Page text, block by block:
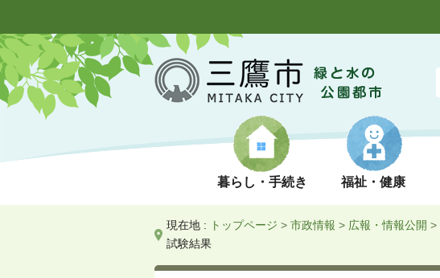
暮らし・手続き 福祉・健康
現在地 : トップページ > 市政情報 > 広報・情報公開 >
試験結果